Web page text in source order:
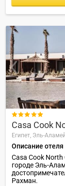

Casa Cook
Египет, Эль-
Описание отеля
Casa Cook
городе Эль-
Рахман.